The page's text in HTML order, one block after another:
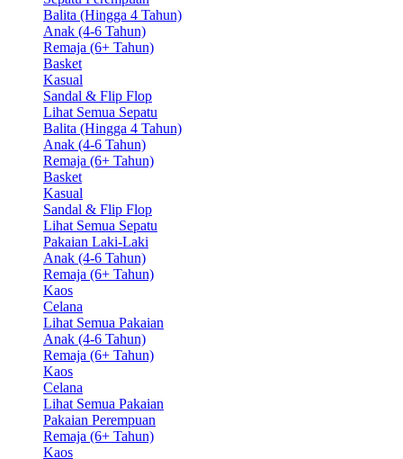
Balita (Hingga 4 Tahun)
Anak (4-6 Tahun)
Remaja (6+ Tahun)
Basket
Kasual
Sandal & Flip Flop
Lihat Semua Sepatu
Balita (Hingga 4 Tahun)
Anak (4-6 Tahun)
Remaja (6+ Tahun)
Basket
Kasual
Sandal & Flip Flop
Lihat Semua Sepatu
Pakaian Laki-Laki
Anak (4-6 Tahun)
Remaja (6+ Tahun)
Kaos
Celana
Lihat Semua Pakaian
Anak (4-6 Tahun)
Remaja (6+ Tahun)
Kaos
Celana
Lihat Semua Pakaian
Pakaian Perempuan
Remaja (6+ Tahun)
Kaos